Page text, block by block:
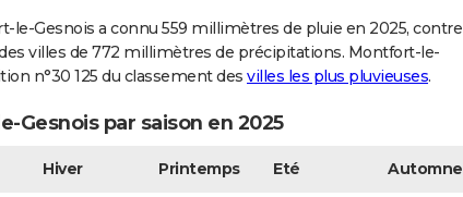
le-Gesnois a connu 559 millimètres de pluie en 2025, contre
villes de 772 millimètres de précipitations. Montfort-le-
n°30 125 du classement des villes les plus pluvieuses.
Gesnois par saison en 2025
Hiver Printemps Eté Automne